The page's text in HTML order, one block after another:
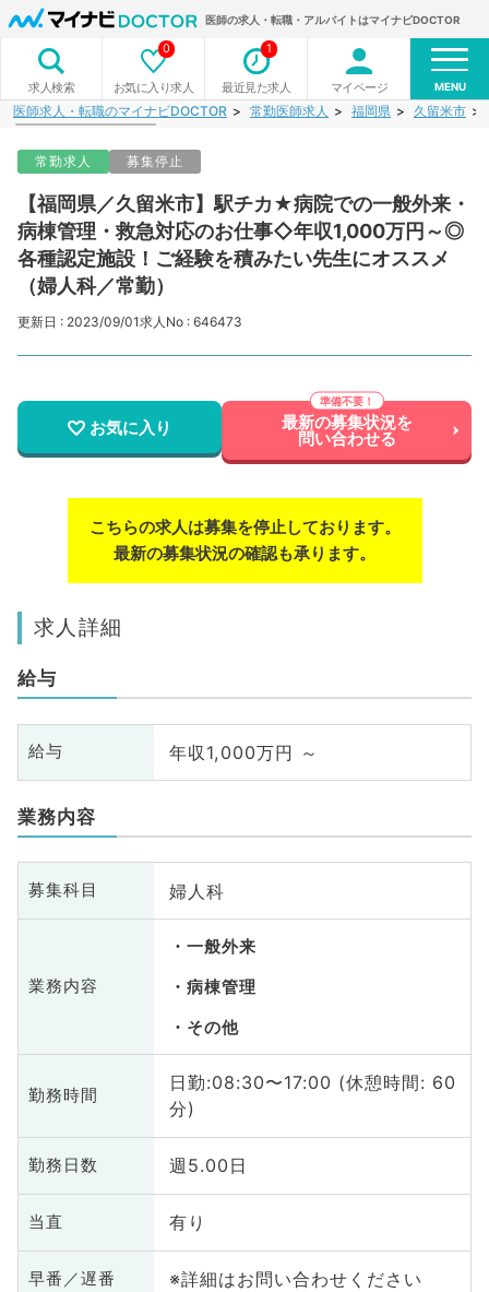
医師の求人・転職・アルバイトはマイナビDOCTOR
求人検索 お気に入り求人
0
最近見た求人
1
マイページ MENU
医師求人・転職のマイナビDOCTOR 常勤医師求人 福岡県 久留米市
常勤求人 募集停止
【福岡県／久留米市】駅チカ★病院での一般外来・
病棟管理・救急対応のお仕事◇年収1,000万円～◎
各種認定施設！ご経験を積みたい先生にオススメ
（婦人科／常勤）
更新日 : 2023/09/01求人No : 646473
お気に入り 最新の募集状況を
問い合わせる
こちらの求人は募集を停止しております。
最新の募集状況の確認も承ります。
求人詳細
給与
給与 年収1,000万円 ～
業務内容
募集科目 婦人科
業務内容
一般外来
病棟管理
その他
勤務時間
日勤:08:30〜17:00 (休憩時間: 60
分)
勤務日数 週5.00日
当直 有り
早番／遅番 ※詳細はお問い合わせください